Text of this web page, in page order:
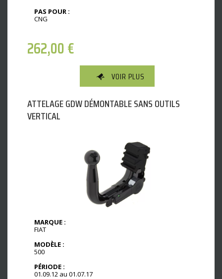
PAS POUR :
CNG
262,00€
VOIR PLUS
ATTELAGE GDW DÉMONTABLE SANS OUTILS
VERTICAL
MARQUE :
FIAT
MODÈLE :
500
PÉRIODE :
01.09.12 au 01.07.17